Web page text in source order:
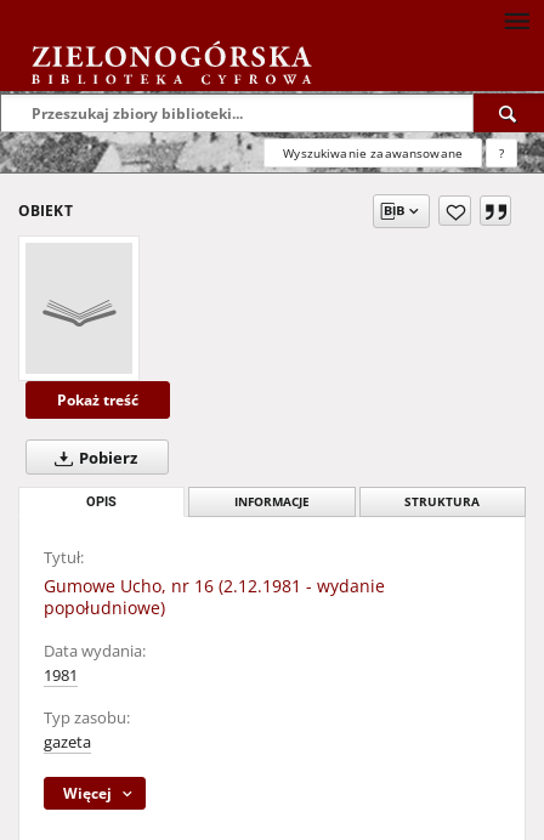
Wyszukiwanie zaawansowane ?
OBIEKT
Pokaż treść
Pobierz
OPIS INFORMACJE STRUKTURA
Tytuł:
Gumowe Ucho, nr 16 (2.12.1981 - wydanie
popołudniowe)
Data wydania:
1981
Typ zasobu:
gazeta
Więcej